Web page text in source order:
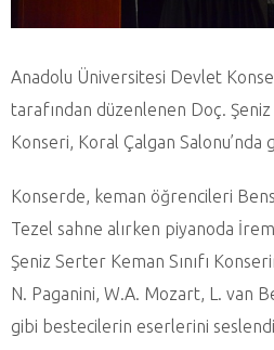
Anadolu Üniversitesi Devlet
tarafından düzenlenen Doç. Şeniz
Konseri, Koral Çalgan Salonu’nda
Konserde, keman öğrencileri
Tezel sahne alırken piyanoda
Şeniz Serter Keman Sınıfı
N. Paganini, W.A. Mozart, L. van
gibi bestecilerin eserlerini